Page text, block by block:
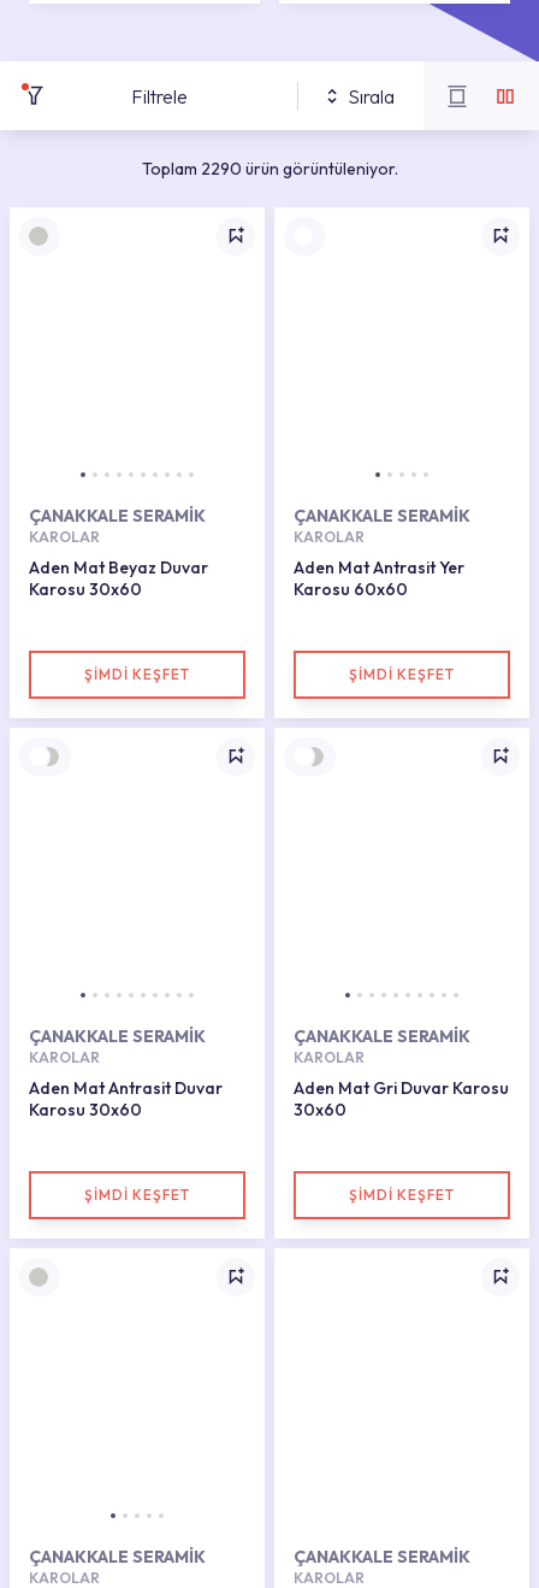
Filtrele Sırala
Toplam 2290 ürün görüntüleniyor.
ÇANAKKALE SERAMİK
KAROLAR
Aden Mat Beyaz Duvar
Karosu 30x60
ŞİMDİ KEŞFET
ÇANAKKALE SERAMİK
KAROLAR
Aden Mat Antrasit Yer
Karosu 60x60
ŞİMDİ KEŞFET
ÇANAKKALE SERAMİK
KAROLAR
Aden Mat Antrasit Duvar
Karosu 30x60
ŞİMDİ KEŞFET
ÇANAKKALE SERAMİK
KAROLAR
Aden Mat Gri Duvar Karosu
30x60
ŞİMDİ KEŞFET
ÇANAKKALE SERAMİK
KAROLAR
ÇANAKKALE SERAMİK
KAROLAR